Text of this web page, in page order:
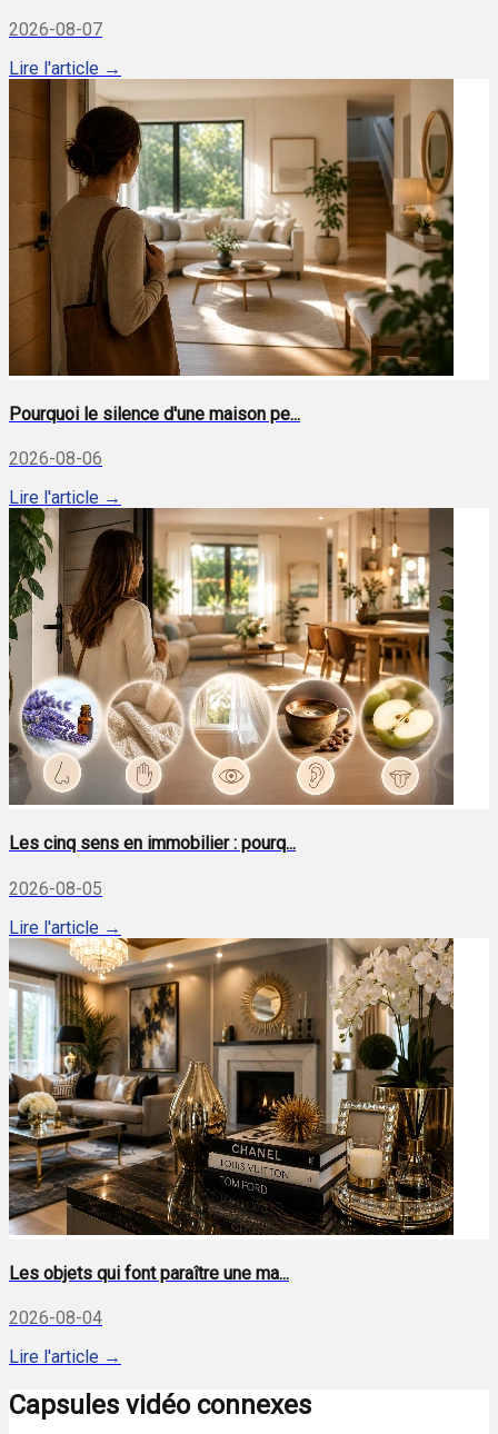
2026-08-07
Lire l'article →
Pourquoi le silence d'une maison pe...
2026-08-06
Lire l'article →
Les cinq sens en immobilier : pourq...
2026-08-05
Lire l'article →
Les objets qui font paraître une ma...
2026-08-04
Lire l'article →
Capsules vidéo connexes